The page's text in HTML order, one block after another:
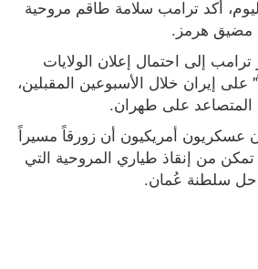
مضيق هرمز.
على طهران.
ولاحقاً، أعلن مسؤولون عسكريون أمريكيون أن زورقاً مسيراً
ساحل سلطنة عُمان.